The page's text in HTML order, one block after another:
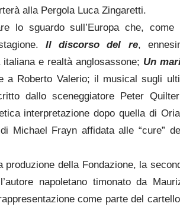
alla Pergola Luca Zingaretti.
lo sguardo sull’Europa che, come
Il discorso del re,
e realtà anglosassone; Un
a Roberto Valerio; il musical sugli
dallo sceneggiatore Peter
interpretazione dopo quella di
Michael Frayn affidata alle “cure”
della Fondazione, la
napoletano timonato da
come parte del